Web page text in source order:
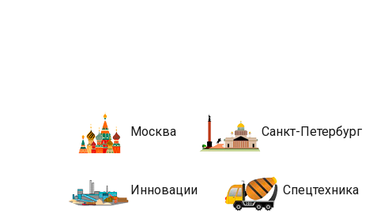
Новости
Москва Санкт-Петербург
Инновации Спецтехника